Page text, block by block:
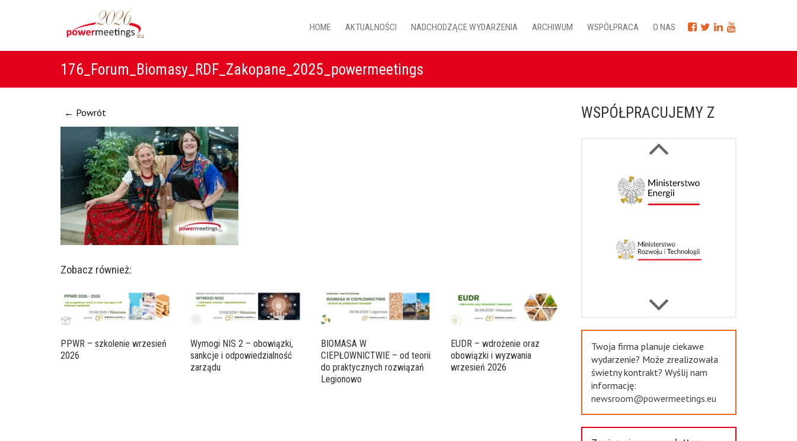
HOME AKTUALNOŚCI NADCHODZĄCE WYDARZENIA ARCHIWUM WSPÓŁPRACA O NAS
176_Forum_Biomasy_RDF_Zakopane_2025_powermeetings
← Powrót
Zobacz również:
PPWR – szkolenie wrzesień
2026
Wymogi NIS 2 – obowiązki,
sankcje i odpowiedzialność
zarządu
BIOMASA W
CIEPŁOWNICTWIE – od teorii
do praktycznych rozwiązań
Legionowo
EUDR – wdrożenie oraz
obowiązki i wyzwania
wrzesień 2026
WSPÓŁPRACUJEMY Z
Twoja firma planuje ciekawe
wydarzenie? Może zrealizowała
świetny kontrakt? Wyślij nam
informację:
newsroom@powermeetings.eu